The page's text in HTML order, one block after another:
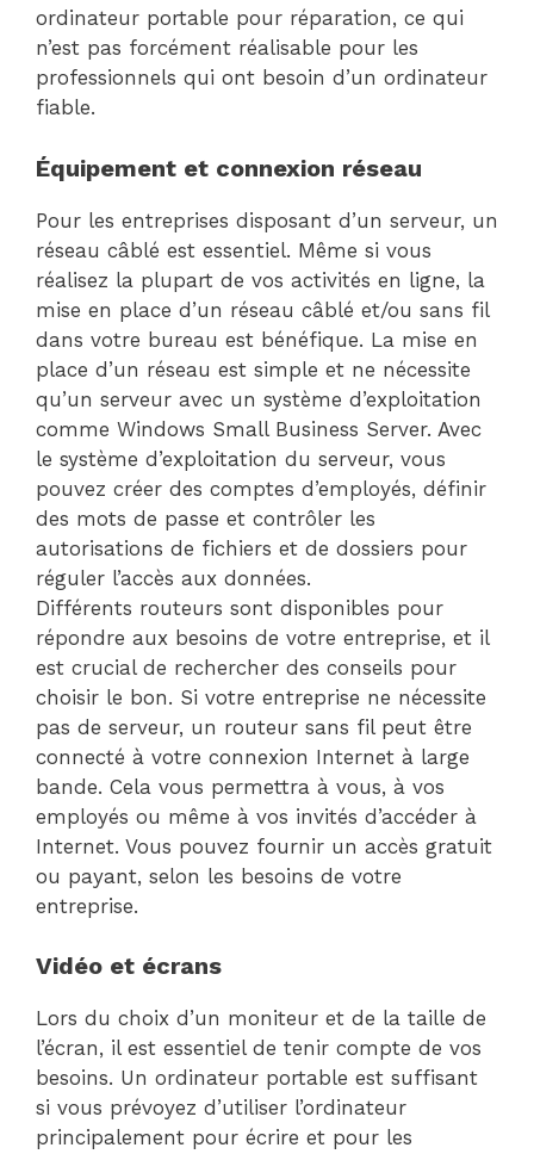
ordinateur portable pour réparation, ce qui
n’est pas forcément réalisable pour les
professionnels qui ont besoin d’un ordinateur
fiable.
Équipement et connexion réseau
Pour les entreprises disposant d’un serveur, un
réseau câblé est essentiel. Même si vous
réalisez la plupart de vos activités en ligne, la
mise en place d’un réseau câblé et/ou sans fil
dans votre bureau est bénéfique. La mise en
place d’un réseau est simple et ne nécessite
qu’un serveur avec un système d’exploitation
comme Windows Small Business Server. Avec
le système d’exploitation du serveur, vous
pouvez créer des comptes d’employés, définir
des mots de passe et contrôler les
autorisations de fichiers et de dossiers pour
réguler l’accès aux données.
Différents routeurs sont disponibles pour
répondre aux besoins de votre entreprise, et il
est crucial de rechercher des conseils pour
choisir le bon. Si votre entreprise ne nécessite
pas de serveur, un routeur sans fil peut être
connecté à votre connexion Internet à large
bande. Cela vous permettra à vous, à vos
employés ou même à vos invités d’accéder à
Internet. Vous pouvez fournir un accès gratuit
ou payant, selon les besoins de votre
entreprise.
Vidéo et écrans
Lors du choix d’un moniteur et de la taille de
l’écran, il est essentiel de tenir compte de vos
besoins. Un ordinateur portable est suffisant
si vous prévoyez d’utiliser l’ordinateur
principalement pour écrire et pour les